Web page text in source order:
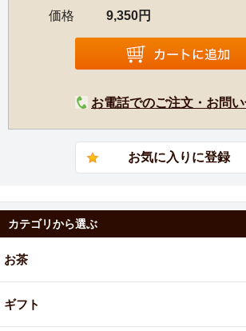
茶・麦茶など、他のお茶には使用できま
価格
9,350円
お電話でのご注文・お問
カテゴリから選ぶ
お茶
ギフト